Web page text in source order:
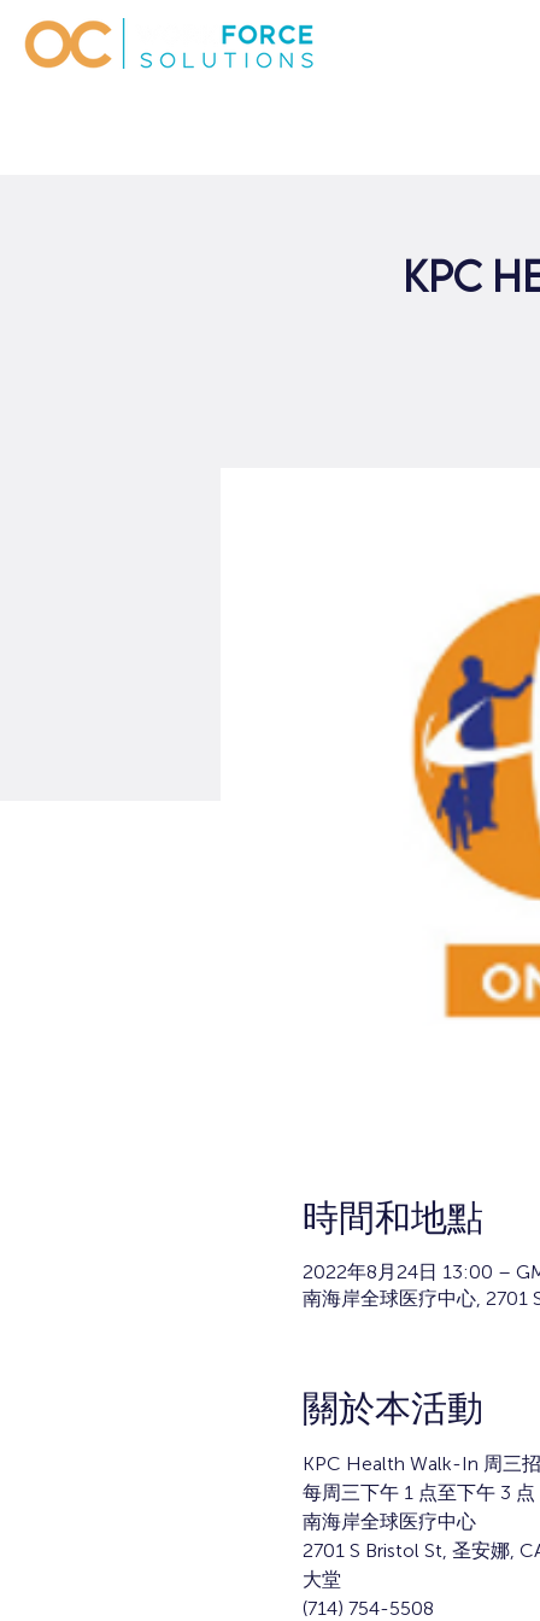
KPC
時間和地點
2022年8月24日 13:00 –
南海岸全球医疗中心, 2701
關於本活動
KPC Health Walk-In 周三
每周三下午 1 点至下午 3 点
南海岸全球医疗中心
2701 S Bristol St, 圣安娜,
大堂
(714) 754-5508